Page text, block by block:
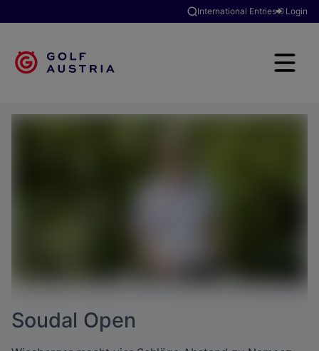
International Entries Login
Soudal Open